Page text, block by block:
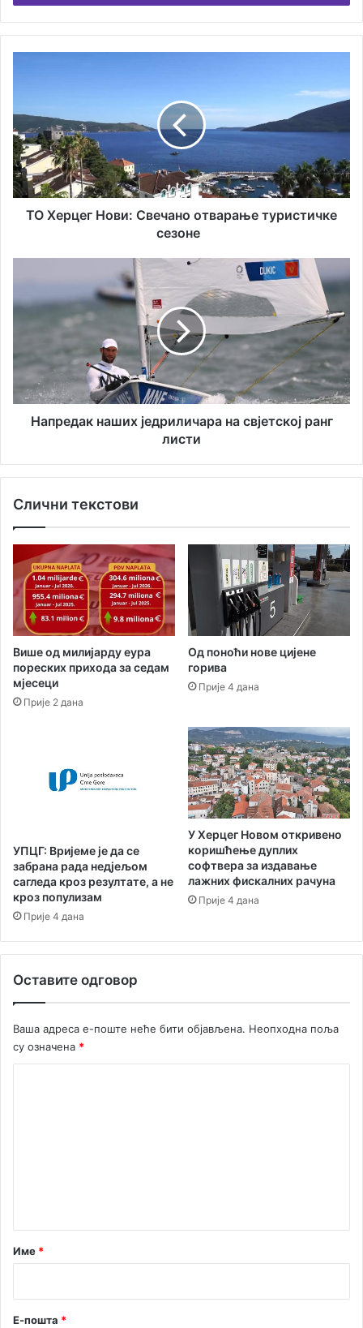
Свечано
отварање
туристичке
сезоне
ТО Херцег Нови: Свечано отварање туристичке
сезоне
једриличара
листи
Напредак наших једриличара на свјетској ранг
листи
Слични текстови
Више од милијарду еура
пореских прихода за седам
мјесеци
Прије 2 дана
Од поноћи нове цијене
горива
Прије 4 дана
УПЦГ: Вријеме је да се
забрана рада недјељом
сагледа кроз резултате, а не
кроз популизам
Прије 4 дана
У Херцег Новом откривено
коришћење дуплих
софтвера за издавање
лажних фискалних рачуна
Прије 4 дана
Оставите одговор
Ваша адреса е-поште неће бити објављена. Неопходна поља
су означена *
р
Име *
Е-пошта *